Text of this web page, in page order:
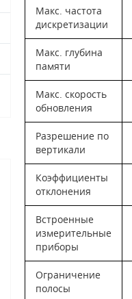
Макс. частота
дискретизации
Макс. глубина
памяти
Макс. скорость
обновления
Разрешение по
вертикали
Коэффициенты
отклонения
Встроенные
измерительные
приборы
Ограничение
полосы